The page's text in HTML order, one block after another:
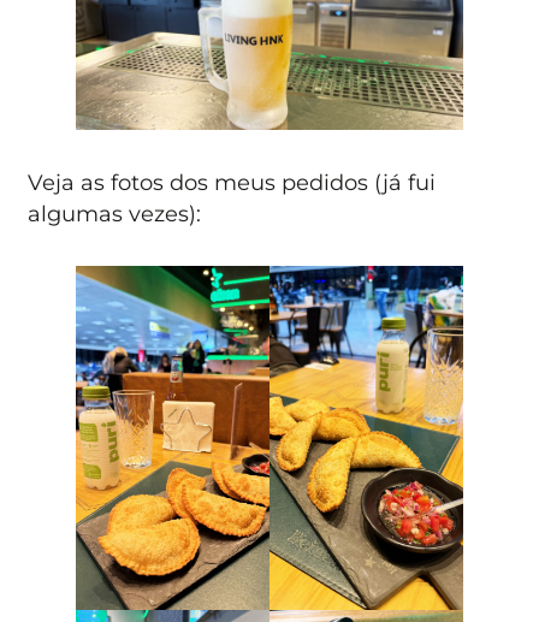
Veja as fotos dos meus pedidos (já fui
algumas vezes):